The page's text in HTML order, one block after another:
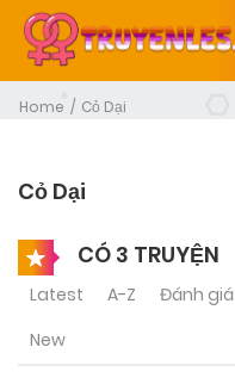
Home Cỏ Dại
Cỏ Dại
CÓ 3 TRUYỆN
Latest A-Z Đánh giá
New